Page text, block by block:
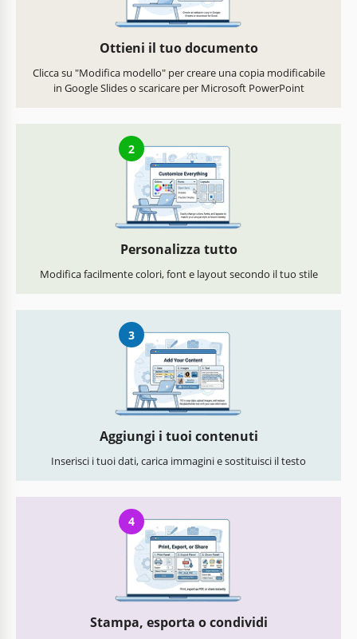
Ottieni il tuo documento
Clicca su "Modifica modello" per creare una copia modificabile
in Google Slides o scaricare per Microsoft PowerPoint
2
Personalizza tutto
Modifica facilmente colori, font e layout secondo il tuo stile
3
Aggiungi i tuoi contenuti
Inserisci i tuoi dati, carica immagini e sostituisci il testo
4
Stampa, esporta o condividi